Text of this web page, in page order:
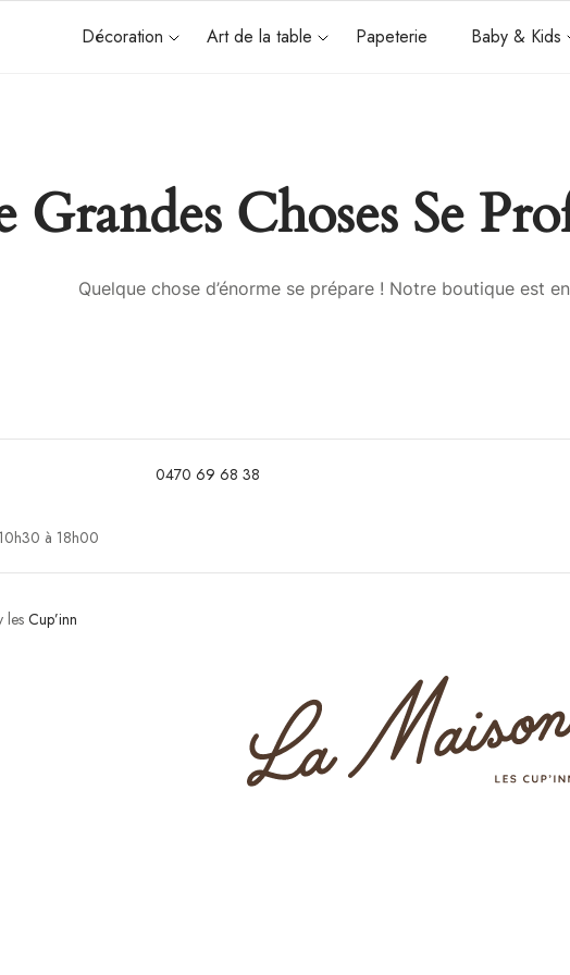
Décoration Art de la table Papeterie Baby & Kids
Grandes Choses Se
Quelque chose d’énorme se prépare ! Notre boutique est
à 18h00
0470 69 68 38
lesCup’inn